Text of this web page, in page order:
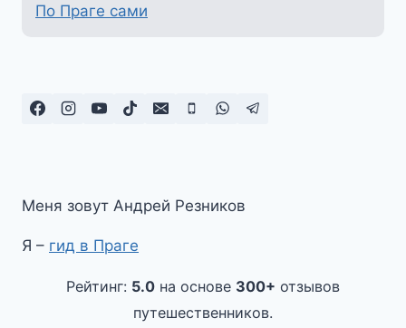
По Праге сами
Меня зовут Андрей Резников
Я – гид в Праге
Рейтинг: 5.0 на основе 300+ отзывов
путешественников.